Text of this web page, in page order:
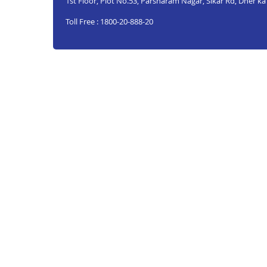
Toll Free : 1800-20-888-20